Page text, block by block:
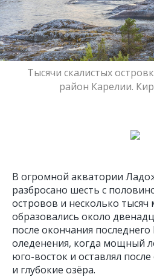
Тысячи скалистых
район Карелии.
В огромной акватории
разбросано шесть с
островов и несколько тысяч
образовались около
после окончания последнего
оледенения, когда мощный
юго-восток и оставлял
и глубокие озёра.